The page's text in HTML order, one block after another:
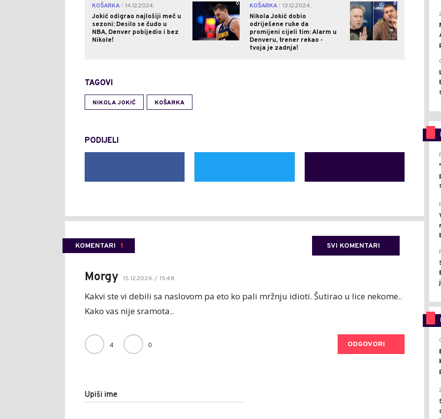
KOŠARKA
14.12.2024.
Jokić odigrao najlošiji meč u
sezoni: Desilo se čudo u
NBA, Denver pobijedio i bez
Nikole!
0 KOŠARKA
13.12.2024.
Nikola Jokić dobio
odriješene ruke da
promijeni cijeli tim: Alarm u
Denveru, trener rekao -
tvoja je zadnja!
0
TAGOVI
NIKOLA JOKIĆ KOŠARKA
PODIJELI
KOMENTARI 1 SVI KOMENTARI
Morgy 15.12.2024. / 15:48
Kakvi ste vi debili sa naslovom pa eto ko pali mržnju idioti. Šutirao u lice nekome..
Kako vas nije sramota..
4 0 ODGOVORI
Upiši ime